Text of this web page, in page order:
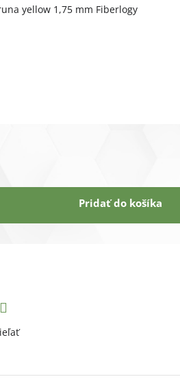
Pridať do košíka
yellow 1,75 mm Fiberlogy